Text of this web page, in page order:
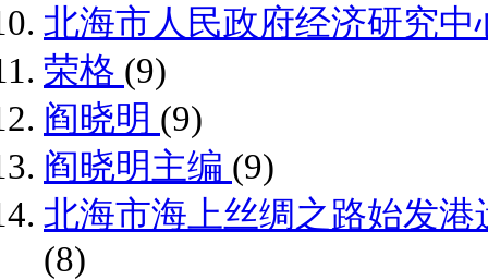
北海市人民政府经济研究
荣格 (9)
阎晓明 (9)
阎晓明主编 (9)
北海市海上丝绸之路始发
(8)